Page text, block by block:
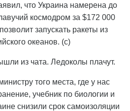
что Украина намерена до
космодром за $172 000
запускать ракеты из
океанов. (с)
из чата. Ледоколы плачут.
того места, где у нас
учебник по биологии и
снизили срок самоизоляции